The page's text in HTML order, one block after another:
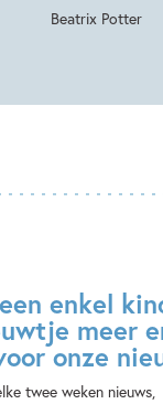
Beatrix Potter
enkel
meer
onze
twee weken nieuws,